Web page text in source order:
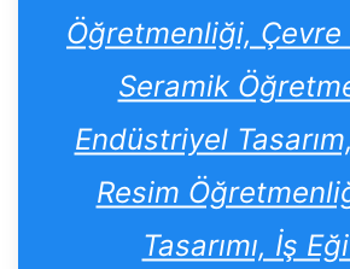
Öğretmenliği, Çevre
Seramik
Endüstriyel
Resim
Tasarımı, İş